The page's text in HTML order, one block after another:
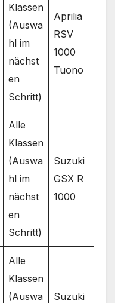
Klassen
(Auswa
hl im
nächst
en
Schritt)
Aprilia
RSV
1000
Tuono
Alle
Klassen
(Auswa
hl im
nächst
en
Schritt)
Suzuki
GSX R
1000
Alle
Klassen
(Auswa
Suzuki